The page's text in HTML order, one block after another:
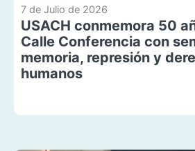
7 de Julio de 2026
USACH conmemora 50
Calle Conferencia con
memoria, represión y
humanos